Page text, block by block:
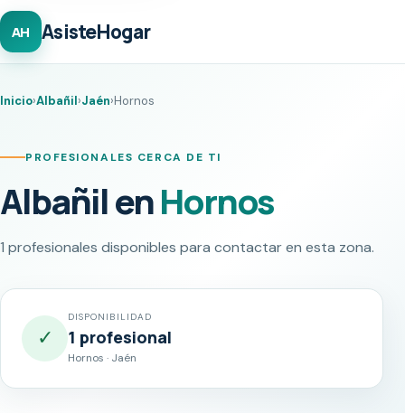
AH AsisteHogar
Inicio›Albañil›Jaén›Hornos
PROFESIONALES CERCA DE TI
Albañil enHornos
1 profesionales disponibles para contactar en esta zona.
✓
DISPONIBILIDAD
1 profesional
Hornos · Jaén